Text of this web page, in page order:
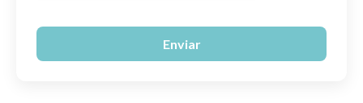
Enviar